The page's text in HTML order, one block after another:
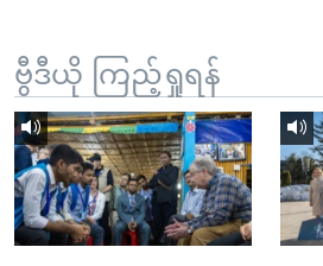
ဗွီဒီယို ကြည့်ရှုရန်